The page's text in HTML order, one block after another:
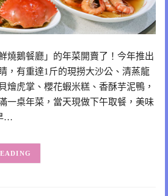
燒鵝餐廳」的年菜開賣了！今年推出
，有重達1斤的現撈大沙公、清蒸龍
燴虎掌、櫻花蝦米糕、香酥芋泥鴨，
一桌年菜，當天現做下午取餐，美味
…